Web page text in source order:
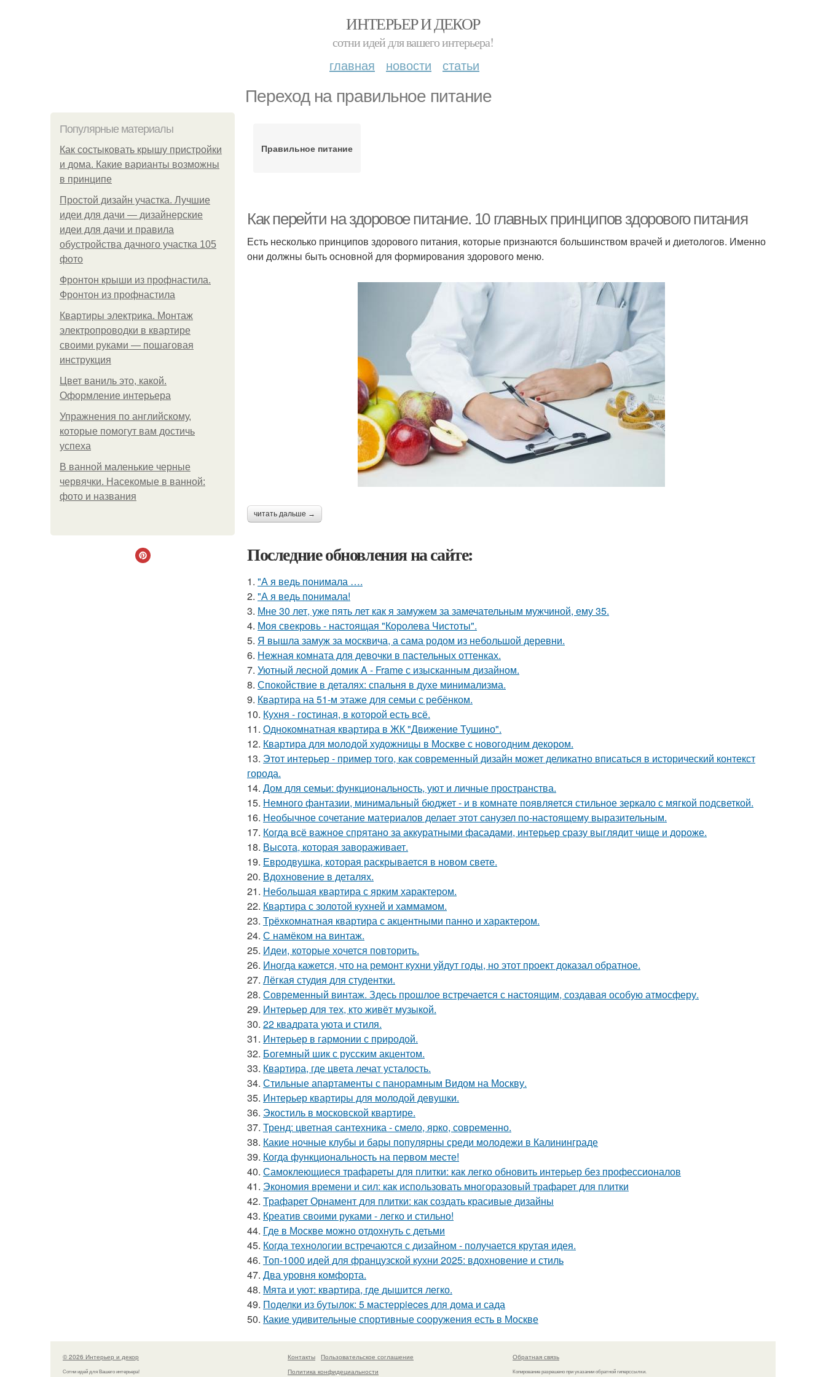
ИНТЕРЬЕР И ДЕКОР
сотни идей для вашего интерьера!
главная новости статьи
Переход на правильное питание
Популярные материалы
Как состыковать крышу пристройки
и дома. Какие варианты возможны
в принципе
Простой дизайн участка. Лучшие
идеи для дачи — дизайнерские
идеи для дачи и правила
обустройства дачного участка 105
фото
Фронтон крыши из профнастила.
Фронтон из профнастила
Квартиры электрика. Монтаж
электропроводки в квартире
своими руками — пошаговая
инструкция
Цвет ваниль это, какой.
Оформление интерьера
Упражнения по английскому,
которые помогут вам достичь
успеха
В ванной маленькие черные
червячки. Насекомые в ванной:
фото и названия
Правильное питание
Как перейти на здоровое питание. 10 главных принципов здорового питания
Есть несколько принципов здорового питания, которые признаются большинством врачей и диетологов. Именно
они должны быть основной для формирования здорового меню.
читать дальше →
Последние обновления на сайте:
1. "А я ведь понимала ….
2. "А я ведь понимала!
3. Мне 30 лет, уже пять лет как я замужем за замечательным мужчиной, ему 35.
4. Моя свекровь - настоящая "Королева Чистоты".
5. Я вышла замуж за москвича, а сама родом из небольшой деревни.
6. Нежная комната для девочки в пастельных оттенках.
7. Уютный лесной домик A - Frame с изысканным дизайном.
8. Спокойствие в деталях: спальня в духе минимализма.
9. Квартира на 51-м этаже для семьи с ребёнком.
10. Кухня - гостиная, в которой есть всё.
11. Однокомнатная квартира в ЖК "Движение Тушино".
12. Квартира для молодой художницы в Москве с новогодним декором.
13. Этот интерьер - пример того, как современный дизайн может деликатно вписаться в исторический контекст
города.
14. Дом для семьи: функциональность, уют и личные пространства.
15. Немного фантазии, минимальный бюджет - и в комнате появляется стильное зеркало с мягкой подсветкой.
16. Необычное сочетание материалов делает этот санузел по-настоящему выразительным.
17. Когда всё важное спрятано за аккуратными фасадами, интерьер сразу выглядит чище и дороже.
18. Высота, которая завораживает.
19. Евродвушка, которая раскрывается в новом свете.
20. Вдохновение в деталях.
21. Небольшая квартира с ярким характером.
22. Квартира с золотой кухней и хаммамом.
23. Трёхкомнатная квартира с акцентными панно и характером.
24. С намёком на винтаж.
25. Идеи, которые хочется повторить.
26. Иногда кажется, что на ремонт кухни уйдут годы, но этот проект доказал обратное.
27. Лёгкая студия для студентки.
28. Современный винтаж. Здесь прошлое встречается с настоящим, создавая особую атмосферу.
29. Интерьер для тех, кто живёт музыкой.
30. 22 квадрата уюта и стиля.
31. Интерьер в гармонии с природой.
32. Богемный шик с русским акцентом.
33. Квартира, где цвета лечат усталость.
34. Стильные апартаменты с панорамным Видом на Москву.
35. Интерьер квартиры для молодой девушки.
36. Экостиль в московской квартире.
37. Тренд: цветная сантехника - смело, ярко, современно.
38. Какие ночные клубы и бары популярны среди молодежи в Калининграде
39. Когда функциональность на первом месте!
40. Самоклеющиеся трафареты для плитки: как легко обновить интерьер без профессионалов
41. Экономия времени и сил: как использовать многоразовый трафарет для плитки
42. Трафарет Орнамент для плитки: как создать красивые дизайны
43. Креатив своими руками - легко и стильно!
44. Где в Москве можно отдохнуть с детьми
45. Когда технологии встречаются с дизайном - получается крутая идея.
46. Топ-1000 идей для французской кухни 2025: вдохновение и стиль
47. Два уровня комфорта.
48. Мята и уют: квартира, где дышится легко.
49. Поделки из бутылок: 5 мастерpieces для дома и сада
50. Какие удивительные спортивные сооружения есть в Москве
© 2026 Интерьер и декор
Сотни идей для Вашего интерьера!
Контакты
Пользовательское соглашение
Политика конфидециальности
Обратная связь
Копирование разрешено при указании обратной гиперссылки.